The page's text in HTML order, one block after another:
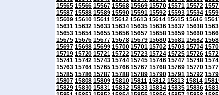
15565 15566 15567 15568 15569 15570 15571 15572
15587 15588 15589 15590 15591 15592 15593 15594
15609 15610 15611 15612 15613 15614 15615 15616
15631 15632 15633 15634 15635 15636 15637 15638
15653 15654 15655 15656 15657 15658 15659 15660
15675 15676 15677 15678 15679 15680 15681 15682
15697 15698 15699 15700 15701 15702 15703 15704
15719 15720 15721 15722 15723 15724 15725 15726
15741 15742 15743 15744 15745 15746 15747 15748
15763 15764 15765 15766 15767 15768 15769 15770
15785 15786 15787 15788 15789 15790 15791 15792
15807 15808 15809 15810 15811 15812 15813 15814
15829 15830 15831 15832 15833 15834 15835 15836